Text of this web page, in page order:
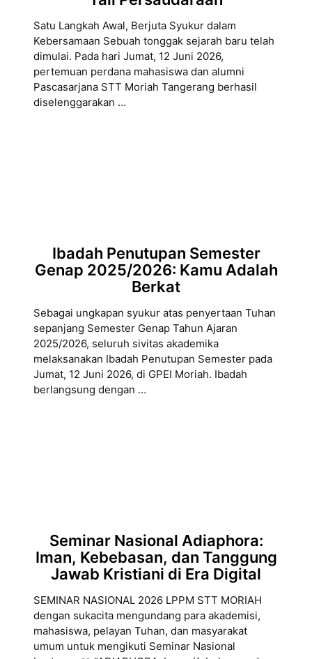
Satu Langkah Awal, Berjuta Syukur dalam
Kebersamaan Sebuah tonggak sejarah baru telah
dimulai. Pada hari Jumat, 12 Juni 2026,
pertemuan perdana mahasiswa dan alumni
Pascasarjana STT Moriah Tangerang berhasil
diselenggarakan …
Ibadah Penutupan Semester
Genap 2025/2026: Kamu Adalah
Berkat
Sebagai ungkapan syukur atas penyertaan Tuhan
sepanjang Semester Genap Tahun Ajaran
2025/2026, seluruh sivitas akademika
melaksanakan Ibadah Penutupan Semester pada
Jumat, 12 Juni 2026, di GPEI Moriah. Ibadah
berlangsung dengan …
Seminar Nasional Adiaphora:
Iman, Kebebasan, dan Tanggung
Jawab Kristiani di Era Digital
SEMINAR NASIONAL 2026 LPPM STT MORIAH
dengan sukacita mengundang para akademisi,
mahasiswa, pelayan Tuhan, dan masyarakat
umum untuk mengikuti Seminar Nasional